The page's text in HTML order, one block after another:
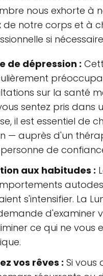
nous exhorte à
de notre corps et à
si
de dépression :
sur la santé
sentez pris dans
il est essentiel de
— auprès d'un
de
aux habitudes :
s'intensifier. La
d'examiner
ce qui ne vous
vos rêves : Si vous